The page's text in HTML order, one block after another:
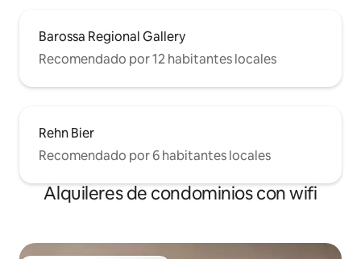
Barossa Regional Gallery
Recomendado por 12 habitantes locales
Rehn Bier
Recomendado por 6 habitantes locales
Alquileres de condominios con wifi